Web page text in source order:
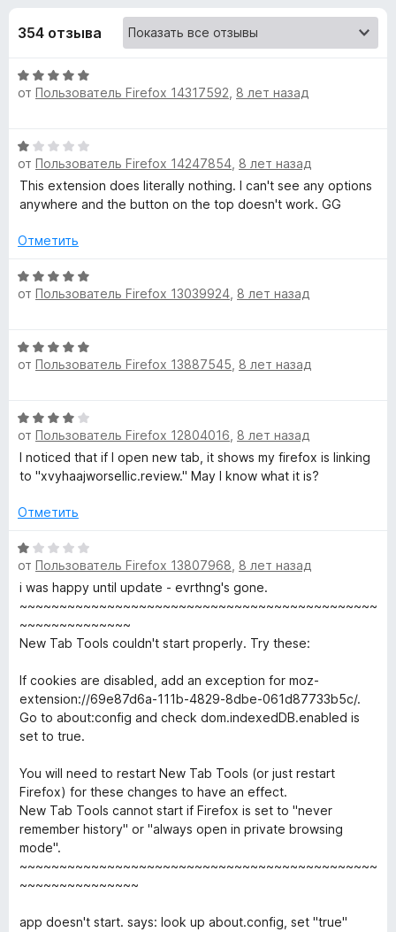
з
е
F
e
f
o
«
N
e
T
a
b
o
o
l
s
»
з
354 отзыва
О
ц
е
н
о
н
5
з
5
от Пользователь Firefox 14317592 8 лет назад
О
ц
е
н
н
н
а
з
5
от Пользователь Firefox 14247854 8 лет назад
This extension does literally nothing. I can't see any options
anywhere and the button on the top doesn't work. GG
Отметить
О
ц
е
н
а
5
и
з
от Пользователь Firefox 13039924 8 лет назад
О
ц
е
н
о
н
5
з
5
от Пользователь Firefox 13887545 8 лет назад
О
ц
е
н
н
н
а
4
и
з
5
от Пользователь Firefox 12804016 8 лет назад
I noticed that if I open new tab, it shows my firefox is linking
to "xvyhaajworsellic.review." May I know what it is?
Отметить
О
ц
е
н
е
н
н
а
1
и
5
от Пользователь Firefox 13807968 8 лет назад
i was happy until update - evrthng's gone.
~~~~~~~~~~~~~~~~~~~~~~~~~~~~~~~~~~~~~~~~~~~~~
~~~~~~~~~~~~~~
New Tab Tools couldn't start properly. Try these:
If cookies are disabled, add an exception for moz-
extension://69e87d6a-111b-4829-8dbe-061d87733b5c/.
Go to about:config and check dom.indexedDB.enabled is
set to true.
You will need to restart New Tab Tools (or just restart
Firefox) for these changes to have an effect.
New Tab Tools cannot start if Firefox is set to "never
remember history" or "always open in private browsing
mode".
~~~~~~~~~~~~~~~~~~~~~~~~~~~~~~~~~~~~~~~~~~~~~
~~~~~~~~~~~~~~~
app doesn't start. says: look up about.config, set "true"